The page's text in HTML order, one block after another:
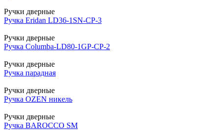
Ручки дверные
Ручка Eridan LD36-1SN-CP-3
Ручки дверные
Ручка Columba-LD80-1GP-CP-2
Ручки дверные
Ручка парадная
Ручки дверные
Ручка OZEN никель
Ручки дверные
Ручка BAROCCO SM